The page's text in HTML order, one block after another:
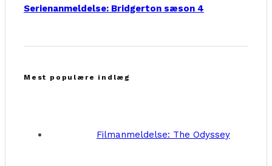
Serienanmeldelse: Bridgerton sæson 4
Mest populære indlæg
Filmanmeldelse: The Odyssey